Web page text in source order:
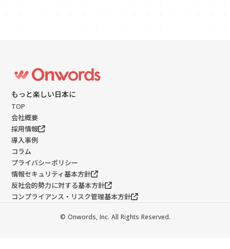
もっと楽しい日本に
TOP
会社概要
採用情報
導入事例
コラム
プライバシーポリシー
情報セキュリティ基本方針
反社会的勢力に対する基本方針
コンプライアンス・リスク管理基本方針
©️ Onwords, Inc. All Rights Reserved.